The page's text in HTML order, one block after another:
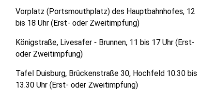
Vorplatz (Portsmouthplatz) des Hauptbahnhofes, 12
bis 18 Uhr (Erst- oder Zweitimpfung)
Königstraße, Livesafer - Brunnen, 11 bis 17 Uhr (Erst-
oder Zweitimpfung)
Tafel Duisburg, Brückenstraße 30, Hochfeld 10.30 bis
13.30 Uhr (Erst- oder Zweitimpfung)